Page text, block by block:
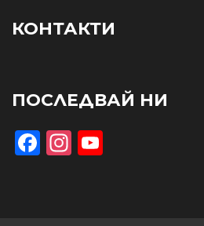
КОНТАКТИ
ПОСЛЕДВАЙ НИ
Facebook
Instagram